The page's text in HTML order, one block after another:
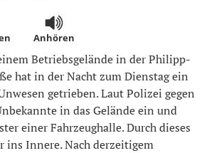
Anhören
Betriebsgelände in der Philipp-
hat in der Nacht zum Dienstag ein
getrieben. Laut Polizei gegen
in das Gelände ein und
einer Fahrzeughalle. Durch dieses
ins Innere. Nach derzeitigem